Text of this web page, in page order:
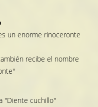
un enorme rinoceronte
recibe el nombre
"Diente cuchillo"